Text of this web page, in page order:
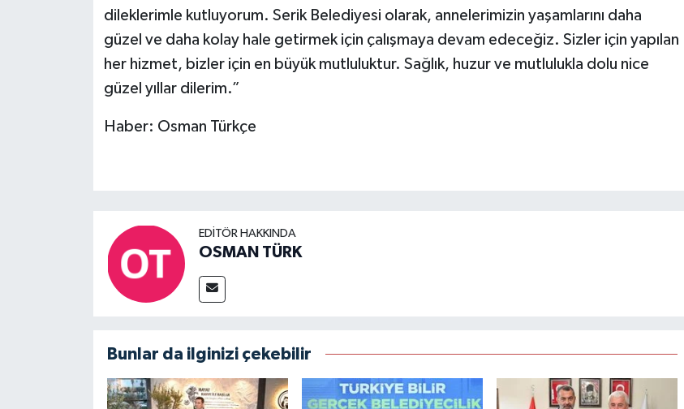
dileklerimle kutluyorum. Serik Belediyesi olarak, annelerimizin yaşamlarını daha
güzel ve daha kolay hale getirmek için çalışmaya devam edeceğiz. Sizler için yapılan
her hizmet, bizler için en büyük mutluluktur. Sağlık, huzur ve mutlulukla dolu nice
güzel yıllar dilerim.”
Haber: Osman Türkçe
EDITÖR HAKKINDA
OSMAN TÜRK
Bunlar da ilginizi çekebilir